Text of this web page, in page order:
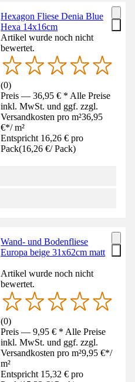
Hexagon Fliese Denia Blue
Hexa 14x16cm
Artikel wurde noch nicht
bewertet.
(0)
Preis — 36,95 € * Alle Preise
inkl. MwSt. und ggf. zzgl.
Versandkosten pro m²36,95
€*/ m²
Entspricht 16,26 € pro
Pack(16,26 €/ Pack)
Wand- und Bodenfliese
Europa beige 31x62cm matt
Artikel wurde noch nicht
bewertet.
(0)
Preis — 9,95 € * Alle Preise
inkl. MwSt. und ggf. zzgl.
Versandkosten pro m²9,95 €*/
m²
Entspricht 15,32 € pro